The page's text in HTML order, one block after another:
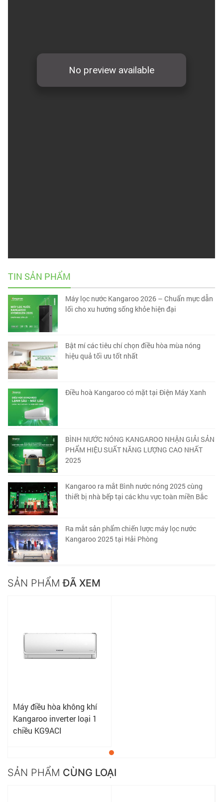
TIN SẢN PHẨM
Máy lọc nước Kangaroo 2026 – Chuẩn mực dẫn
lối cho xu hướng sống khỏe hiện đại
Bật mí các tiêu chí chọn điều hòa mùa nóng
hiệu quả tối ưu tốt nhất
Điều hoà Kangaroo có mặt tại Điện Máy Xanh
BÌNH NƯỚC NÓNG KANGAROO NHẬN GIẢI SẢN
PHẨM HIỆU SUẤT NĂNG LƯỢNG CAO NHẤT
2025
Kangaroo ra mắt Bình nước nóng 2025 cùng
thiết bị nhà bếp tại các khu vực toàn miền Bắc
Ra mắt sản phẩm chiến lược máy lọc nước
Kangaroo 2025 tại Hải Phòng
SẢN PHẨM ĐÃ XEM
Máy điều hòa không khí
Kangaroo inverter loại 1
chiều KG9ACI
SẢN PHẨM CÙNG LOẠI